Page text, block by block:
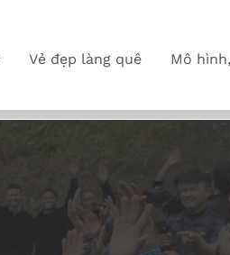
Vẻ đẹp làng quê Mô